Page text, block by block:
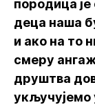
породица
деца наша
и ако на то
смеру
друштва
укључујемо